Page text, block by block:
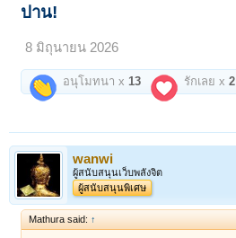
ปาน!
8 มิถุนายน 2026
อนุโมทนา x13 รักเลย x2
wanwi
ผู้สนับสนุนเว็บพลังจิต
ผู้สนับสนุนพิเศษ
Mathura said: ↑